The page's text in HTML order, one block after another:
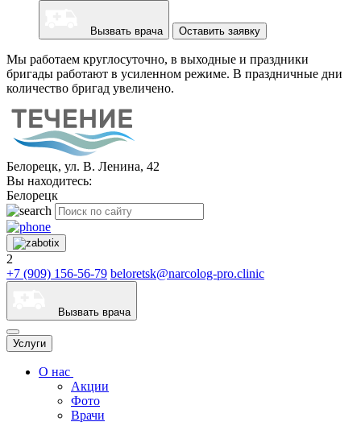
Вызвать врача Оставить заявку
Мы работаем круглосуточно, в выходные и праздники
бригады работают в усиленном режиме. В праздничные дни
количество бригад увеличено.
Белорецк, ул. В. Ленина, 42
Вы находитесь:
Белорецк
2
+7 (909) 156-56-79 beloretsk@narcolog-pro.clinic
Вызвать врача
Услуги
О нас
Акции
Фото
Врачи